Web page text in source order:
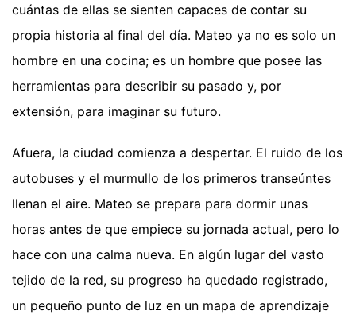
cuántas de ellas se sienten capaces de contar su
propia historia al final del día. Mateo ya no es solo un
hombre en una cocina; es un hombre que posee las
herramientas para describir su pasado y, por
extensión, para imaginar su futuro.
Afuera, la ciudad comienza a despertar. El ruido de los
autobuses y el murmullo de los primeros transeúntes
llenan el aire. Mateo se prepara para dormir unas
horas antes de que empiece su jornada actual, pero lo
hace con una calma nueva. En algún lugar del vasto
tejido de la red, su progreso ha quedado registrado,
un pequeño punto de luz en un mapa de aprendizaje